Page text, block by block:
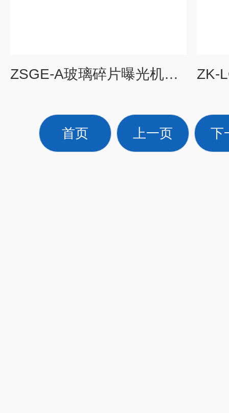
ZSGE-A玻璃碎片曝光机现货
首页 上一页 下